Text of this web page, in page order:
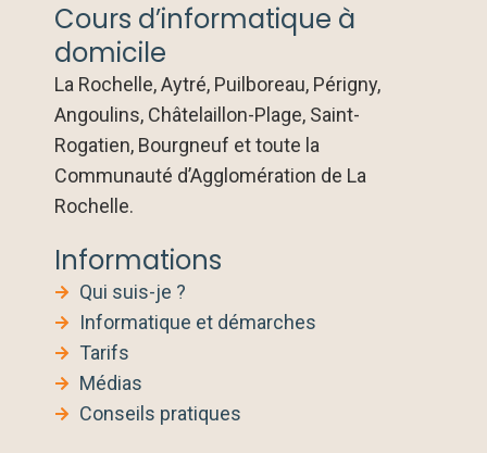
Cours d’informatique à
domicile
La Rochelle, Aytré, Puilboreau, Périgny,
Angoulins, Châtelaillon-Plage, Saint-
Rogatien, Bourgneuf et toute la
Communauté d’Agglomération de La
Rochelle.
Informations
Qui suis-je ?
Informatique et démarches
Tarifs
Médias
Conseils pratiques